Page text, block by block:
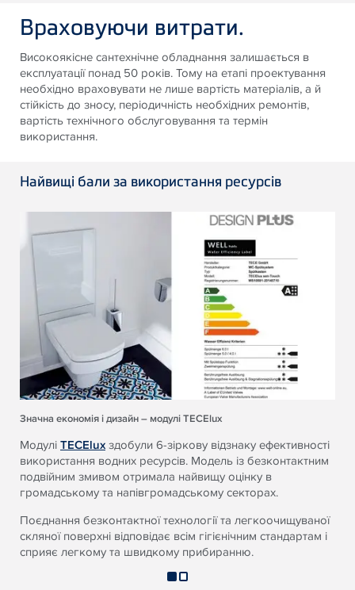
Враховуючи витрати.
Високоякісне сантехнічне обладнання залишається в
експлуатації понад 50 років. Тому на етапі проектування
необхідно враховувати не лише вартість матеріалів, а й
стійкість до зносу, періодичність необхідних ремонтів,
вартість технічного обслуговування та термін
використання.
Найвищі бали за використання ресурсів
Значна економія і дизайн – модулі TECElux
МодуліTECEluxздобули 6-зіркову відзнаку ефективності
використання водних ресурсів. Модель із безконтактним
подвійним змивом отримала найвищу оцінку в
громадському та напівгромадському секторах.
Поєднання безконтактної технології та легкоочищуваної
скляної поверхні відповідає всім гігієнічним стандартам і
сприяє легкому та швидкому прибиранню.